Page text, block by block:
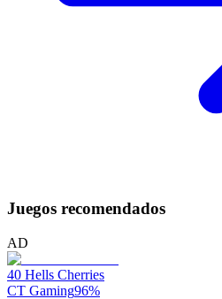
Juegos recomendados
AD
40 Hells Cherries
CT Gaming96%